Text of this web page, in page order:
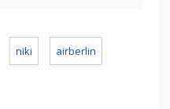
niki airberlin